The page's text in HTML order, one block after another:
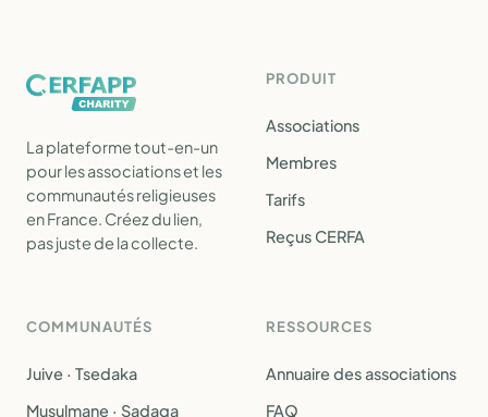
La plateforme tout-en-un
pour les associations et les
communautés religieuses
en France. Créez du lien,
pas juste de la collecte.
PRODUIT
Associations
Membres
Tarifs
Reçus CERFA
COMMUNAUTÉS
Juive · Tsedaka
Musulmane · Sadaqa
RESSOURCES
Annuaire des associations
FAQ